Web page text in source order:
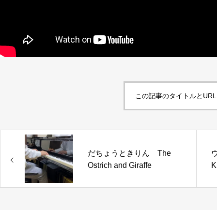
この記事のタイトルと
だちょうときりん The
Ostrich and Giraffe